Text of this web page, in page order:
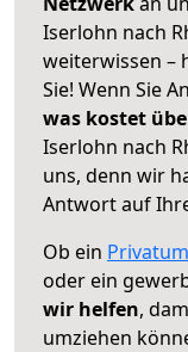
Iserlohn nach
weiterwissen –
Sie! Wenn Sie
was kostet
Iserlohn nach
uns, denn wir
Antwort auf
Ob ein
oder ein
wir helfen,
umziehen